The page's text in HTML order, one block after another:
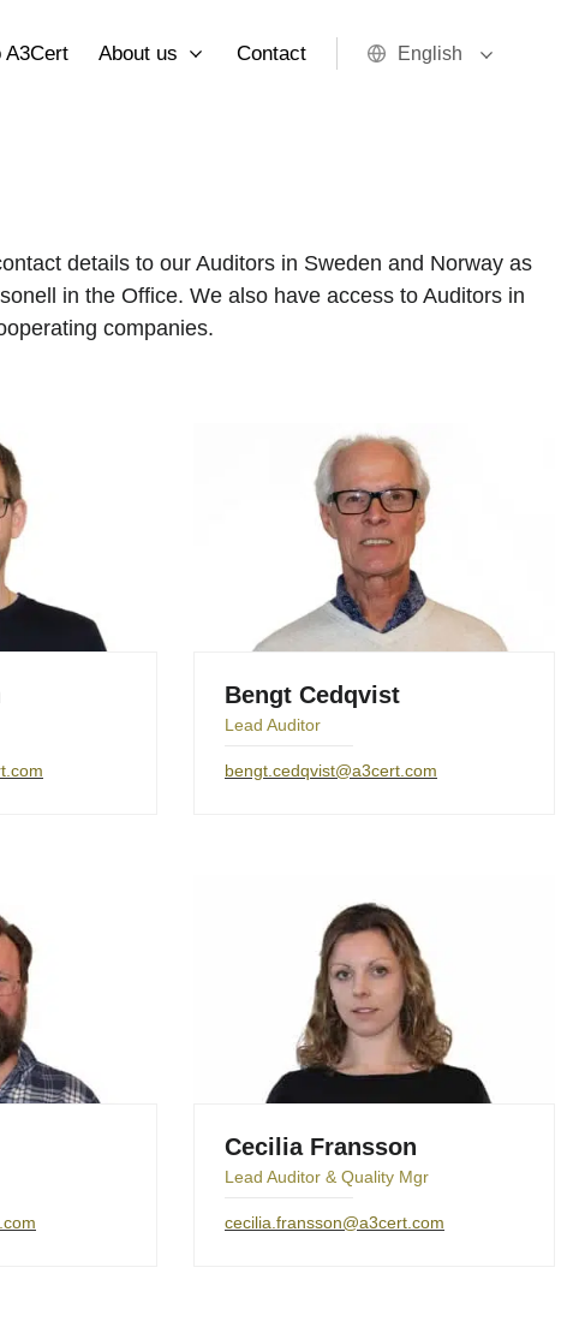
A3Cert About us Contact English
details to our Auditors in Sweden and Norway as
in the Office. We also have access to Auditors in
companies.
Bengt Cedqvist
Lead Auditor
bengt.cedqvist@a3cert.com
Cecilia Fransson
Lead Auditor & Quality Mgr
cecilia.fransson@a3cert.com